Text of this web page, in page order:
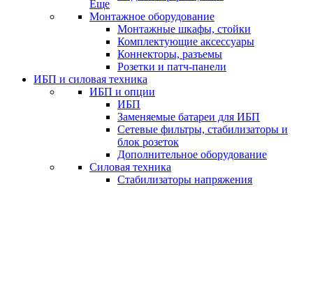
Еще
Монтажное оборудование
Монтажные шкафы, стойки
Комплектующие аксессуары
Коннекторы, разъемы
Розетки и патч-панели
ИБП и силовая техника
ИБП и опции
ИБП
Заменяемые батареи для ИБП
Сетевые фильтры, стабилизаторы и
блок розеток
Дополнительное оборудование
Силовая техника
Стабилизаторы напряжения